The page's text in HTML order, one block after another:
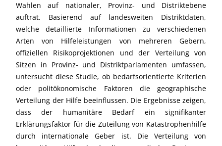
Wahlen auf nationaler, Provinz- und Distriktebene
auftrat. Basierend auf landesweiten Distriktdaten,
welche detaillierte Informationen zu verschiedenen
Arten von Hilfeleistungen von mehreren Gebern,
offiziellen Risikoprojektionen und der Verteilung von
Sitzen in Provinz- und Distriktparlamenten umfassen,
untersucht diese Studie, ob bedarfsorientierte Kriterien
oder politökonomische Faktoren die geographische
Verteilung der Hilfe beeinflussen. Die Ergebnisse zeigen,
dass der humanitäre Bedarf ein signifikanter
Erklärungsfaktor für die Zuteilung von Katastrophenhilfe
durch internationale Geber ist. Die Verteilung von